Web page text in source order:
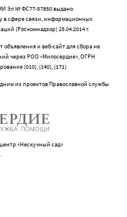
Эл № ФС77-57850 выдано
в сфере связи, информационных
(Роскомнадзор) 25.04.2014 г.
объявления и веб-сайт для сбора не
через РОО «Милосердие», ОГРН
(010), (140), (171)
из проектов Православной службы
«Нескучный сад»